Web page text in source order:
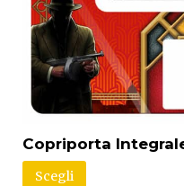
Copriporta
Scegli